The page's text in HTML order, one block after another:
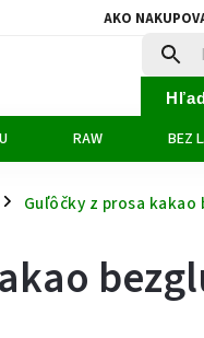
AKO
RAW BEZ
/ Guľôčky z prosa